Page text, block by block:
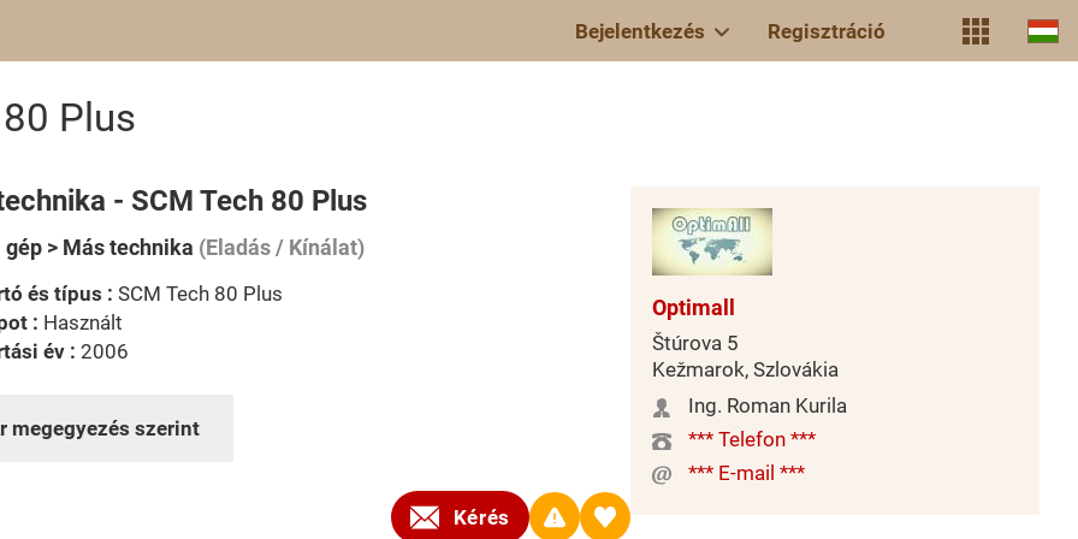
Bejelentkezés Regisztráció
Plus
- SCM Tech 80 Plus
> Más technika (Eladás / Kínálat)
és típus : SCM Tech 80 Plus
: Használt
év : 2006
megegyezés szerint
Kérés
Optimall
Štúrova 5
Kežmarok, Szlovákia
Ing. Roman Kurila
*** Telefon ***
*** E-mail ***